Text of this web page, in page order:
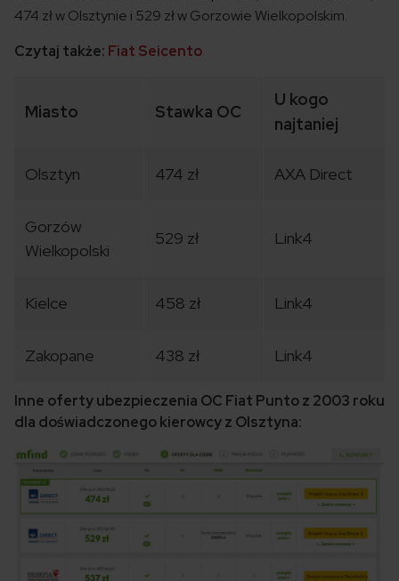
474 zł w Olsztynie i 529 zł w Gorzowie Wielkopolskim.
Czytaj także: Fiat Seicento
Miasto Stawka OC
U kogo
najtaniej
Olsztyn 474 zł AXA Direct
Gorzów
Wielkopolski
529 zł Link4
Kielce 458 zł Link4
Zakopane 438 zł Link4
Inne oferty ubezpieczenia OC Fiat Punto z 2003 roku
dla doświadczonego kierowcy z Olsztyna: